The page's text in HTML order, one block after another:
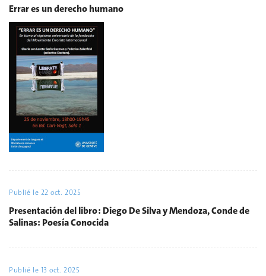
Errar es un derecho humano
Publié le 22 oct. 2025
Presentación del libro : Diego De Silva y Mendoza, Conde de
Salinas: Poesía Conocida
Publié le 13 oct. 2025